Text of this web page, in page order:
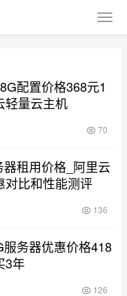
配置价格368元1
量云主机
70
租用价格_阿里云
对比和性能测评
136
务器优惠价格418
3年
126